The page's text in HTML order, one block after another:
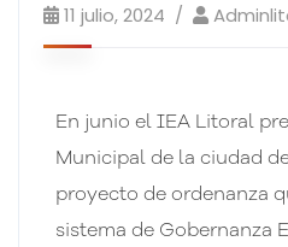
11 julio, 2024
En junio el IEA Litoral
Municipal de la ciudad
proyecto de ordenanza
sistema de Gobernanza